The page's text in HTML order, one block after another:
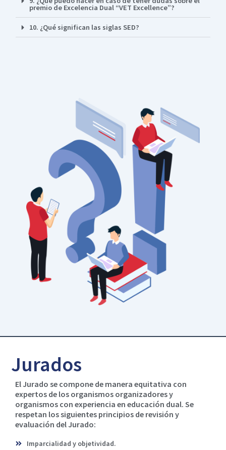
premio de Excelencia Dual “VET Excellence”?
10. ¿Qué significan las siglas SED?
Jurados
El Jurado se compone de manera equitativa con
expertos de los organismos organizadores y
organismos con experiencia en educación dual. Se
respetan los siguientes principios de revisión y
evaluación del Jurado:
Imparcialidad y objetividad.